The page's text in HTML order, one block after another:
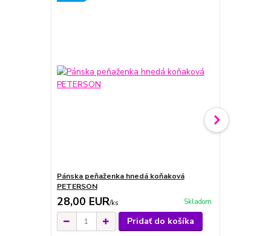
Pánska peňaženka hnedá koňaková
PETERSON
28,00 EUR/ks Skladom
Pridať do košíka